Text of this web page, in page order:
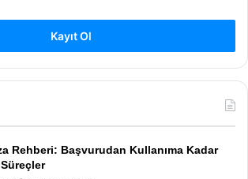
Kayıt Ol
Rehberi: Başvurudan Kullanıma Kadar